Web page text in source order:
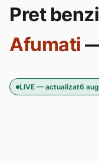
Pret
Afumati
LIVE — actualizat6